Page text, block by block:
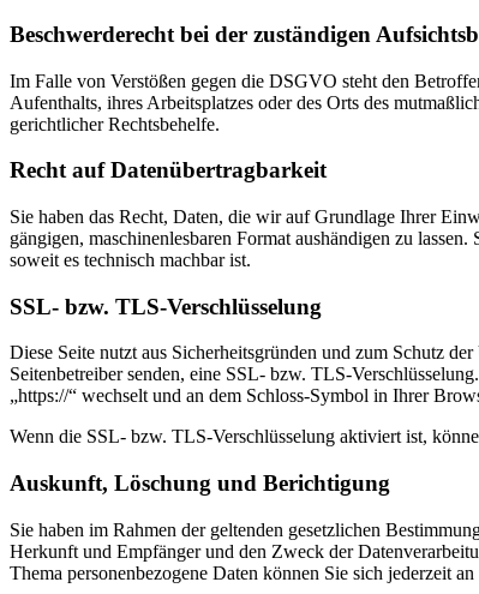
Beschwerde­recht bei der zuständigen
Im Falle von Verstößen gegen die DSGVO steht den
Aufenthalts, ihres Arbeitsplatzes oder des Orts des
gerichtlicher Rechtsbehelfe.
Recht auf Daten­übertrag­barkeit
Sie haben das Recht, Daten, die wir auf Grundlage Ihrer
gängigen, maschinenlesbaren Format aushändigen zu
soweit es technisch machbar ist.
SSL- bzw. TLS-Verschlüsselung
Diese Seite nutzt aus Sicherheitsgründen und zum Schutz
Seitenbetreiber senden, eine SSL- bzw. TLS-
„https://“ wechselt und an dem Schloss-Symbol in Ihrer
Wenn die SSL- bzw. TLS-Verschlüsselung aktiviert ist,
Auskunft, Löschung und Berichtigung
Sie haben im Rahmen der geltenden gesetzlichen
Herkunft und Empfänger und den Zweck der
Thema personenbezogene Daten können Sie sich jederzeit